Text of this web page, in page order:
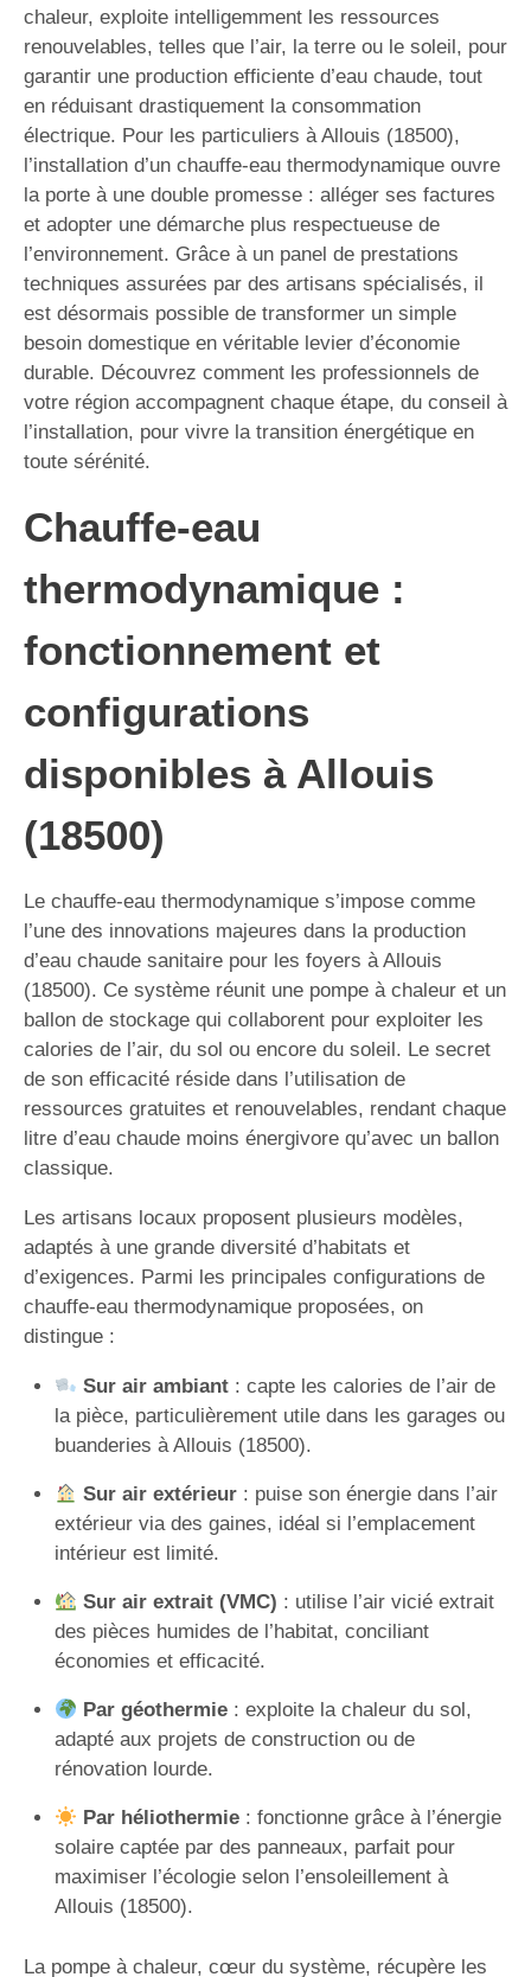
chaleur, exploite intelligemment les ressources
renouvelables, telles que l’air, la terre ou le soleil, pour
garantir une production efficiente d’eau chaude, tout
en réduisant drastiquement la consommation
électrique. Pour les particuliers à Allouis (18500),
l’installation d’un chauffe-eau thermodynamique ouvre
la porte à une double promesse : alléger ses factures
et adopter une démarche plus respectueuse de
l’environnement. Grâce à un panel de prestations
techniques assurées par des artisans spécialisés, il
est désormais possible de transformer un simple
besoin domestique en véritable levier d’économie
durable. Découvrez comment les professionnels de
votre région accompagnent chaque étape, du conseil à
l’installation, pour vivre la transition énergétique en
toute sérénité.
Chauffe-eau
thermodynamique :
fonctionnement et
configurations
disponibles à Allouis
(18500)
Le chauffe-eau thermodynamique s’impose comme
l’une des innovations majeures dans la production
d’eau chaude sanitaire pour les foyers à Allouis
(18500). Ce système réunit une pompe à chaleur et un
ballon de stockage qui collaborent pour exploiter les
calories de l’air, du sol ou encore du soleil. Le secret
de son efficacité réside dans l’utilisation de
ressources gratuites et renouvelables, rendant chaque
litre d’eau chaude moins énergivore qu’avec un ballon
classique.
Les artisans locaux proposent plusieurs modèles,
adaptés à une grande diversité d’habitats et
d’exigences. Parmi les principales configurations de
chauffe-eau thermodynamique proposées, on
distingue :
Sur air ambiant: capte les calories de l’air de
la pièce, particulièrement utile dans les garages ou
buanderies à Allouis (18500).
Sur air extérieur: puise son énergie dans l’air
extérieur via des gaines, idéal si l’emplacement
intérieur est limité.
Sur air extrait (VMC) : utilise l’air vicié extrait
des pièces humides de l’habitat, conciliant
économies et efficacité.
Par géothermie: exploite la chaleur du sol,
adapté aux projets de construction ou de
rénovation lourde.
Par héliothermie: fonctionne grâce à l’énergie
solaire captée par des panneaux, parfait pour
maximiser l’écologie selon l’ensoleillement à
Allouis (18500).
La pompe à chaleur, cœur du système, récupère les